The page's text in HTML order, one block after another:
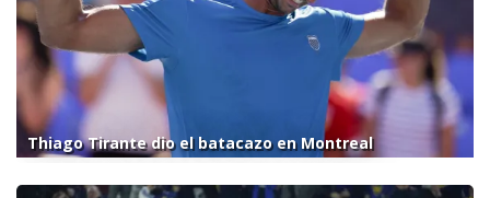
Thiago Tirante dio el batacazo en Montreal